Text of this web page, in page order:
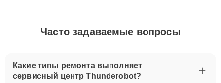
Часто задаваемые вопросы
Какие типы ремонта выполняет
сервисный центр Thunderobot?